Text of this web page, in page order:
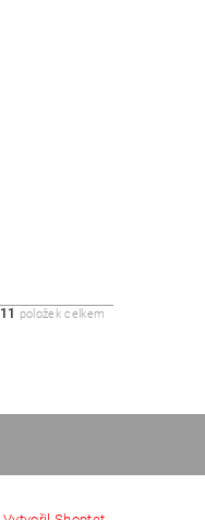
11 položek celkem